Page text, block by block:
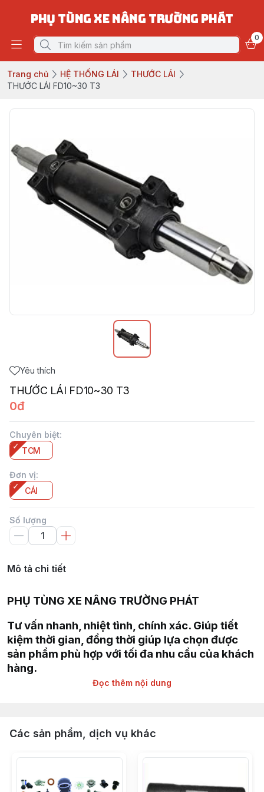
PHỤ TÙNG XE NÂNG TRƯỜNG PHÁT
0
Trang chủ HỆ THỐNG LÁI
THƯỚC LÁI
THƯỚC LÁI FD10~30 T3
Yêu thích
THƯỚC LÁI FD10~30 T3
0đ
Chuyên biệt:
TCM
Đơn vị:
CÁI
Số lượng
Mô tả chi tiết
PHỤ TÙNG XE NÂNG TRƯỜNG PHÁT
Tư vấn nhanh, nhiệt tình, chính xác. Giúp tiết
kiệm thời gian, đồng thời giúp lựa chọn được
sản phẩm phù hợp với tối đa nhu cầu của khách
hàng.
hàng các hãng : TOYOTA, TCM, MITSUBISHI,
KOMAT'SU, HELI, HANGCHA, YALE,
SUMITOMO, EP, SHINKO, NISSAN, YANMAR,
Đọc thêm nội dung
Các sản phẩm, dịch vụ khác